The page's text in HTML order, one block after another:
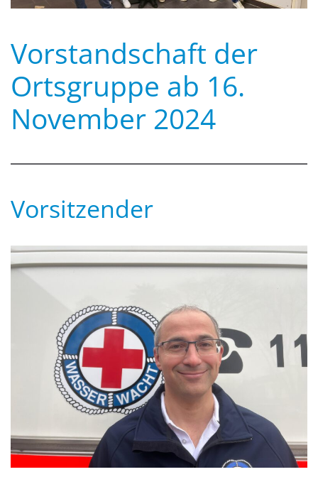
Vorstandschaft der
Ortsgruppe ab 16.
November 2024
Vorsitzender